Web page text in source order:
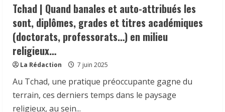
Tchad | Quand banales et auto-attribués les
sont, diplômes, grades et titres académiques
(doctorats, professorats…) en milieu
religieux…
La Rédaction 7 juin 2025
Au Tchad, une pratique préoccupante gagne du
terrain, ces derniers temps dans le paysage
religieux, au sein...
𝐬𝐚 𝐬𝐭𝐫𝐚𝐭é𝐠𝐢𝐞 𝐝𝐞 𝐜𝐨𝐧𝐭𝐫ô𝐥𝐞 𝐝𝐞𝐬 𝐩𝐫𝐨𝐝𝐮𝐢𝐭𝐬
𝐚𝐥𝐢𝐦𝐞𝐧𝐭𝐚𝐢𝐫𝐞𝐬 𝐞𝐭 𝐫é𝐚𝐟𝐟𝐢𝐫𝐦𝐞 𝐬𝐚 𝐩𝐫𝐢𝐨𝐫𝐢𝐭é à 𝐥𝐚
𝐩𝐫𝐨𝐭𝐞𝐜𝐭𝐢𝐨𝐧 𝐝𝐞𝐬 𝐜𝐨𝐧𝐬𝐨𝐦𝐦𝐚𝐭𝐞𝐮𝐫𝐬.